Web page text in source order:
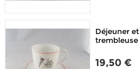
Déjeuner
19,50 €